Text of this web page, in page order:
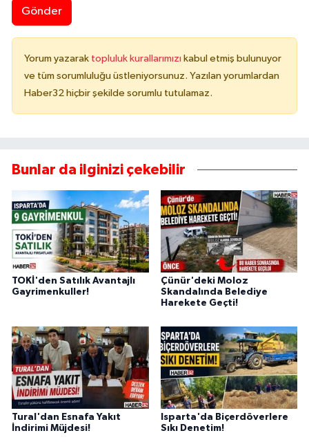
Gönder
Yorum yazarak topluluk kurallarımızı kabul etmiş bulunuyor
ve tüm sorumluluğu üstleniyorsunuz. Yazılan yorumlardan
Haber32 hiçbir şekilde sorumlu tutulamaz.
Bunlar da ilginizi çekebilir
TOKİ'den Satılık Avantajlı
Gayrimenkuller!
Çünür'deki Moloz
Skandalında Belediye
Harekete Geçti!
Tural'dan Esnafa Yakıt
İndirimi Müjdesi!
Isparta'da Biçerdöverlere
Sıkı Denetim!